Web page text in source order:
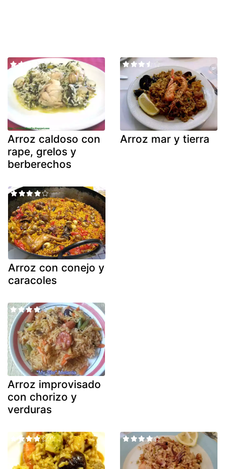
Arroz caldoso con
rape, grelos y
berberechos
Arroz mar y tierra
Arroz con conejo y
caracoles
Arroz improvisado
con chorizo y
verduras